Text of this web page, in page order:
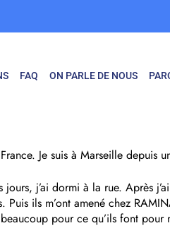
FAQ ON PARLE DE NOUS
Je suis à Marseille depuis
j’ai dormi à la rue. Après
Puis ils m’ont amené chez
pour ce qu’ils font pour